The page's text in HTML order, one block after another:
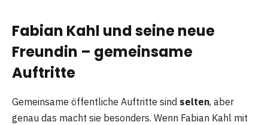
Fabian Kahl und seine neue
Freundin – gemeinsame
Auftritte
Gemeinsame öffentliche Auftritte sind selten, aber
genau das macht sie besonders. Wenn Fabian Kahl mit